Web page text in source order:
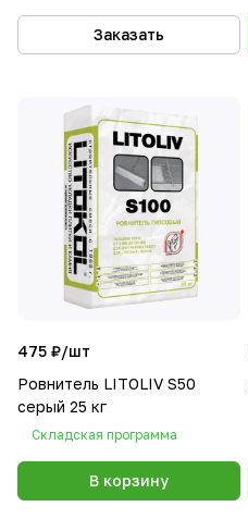
Заказать
475 ₽/шт
Ровнитель LITOLIV S50
серый 25 кг
Складская программа
В корзину